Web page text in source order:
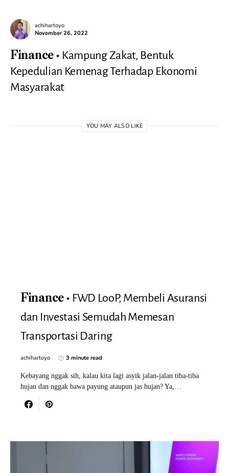
achihartoyo
November 26, 2022
Finance
Kampung Zakat, Bentuk
Kepedulian Kemenag Terhadap Ekonomi
Masyarakat
YOU MAY ALSO LIKE
Finance
FWD LooP, Membeli Asuransi
dan Investasi Semudah Memesan
Transportasi Daring
achihartoyo 3 minute read
Kebayang nggak sih, kalau kita lagi asyik jalan-jalan tiba-tiba
hujan dan nggak bawa payung ataupun jas hujan? Ya,…